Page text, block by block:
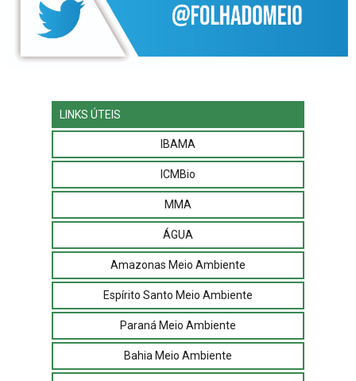
LINKS ÚTEIS
IBAMA
ICMBio
MMA
ÁGUA
Amazonas Meio Ambiente
Espírito Santo Meio Ambiente
Paraná Meio Ambiente
Bahia Meio Ambiente